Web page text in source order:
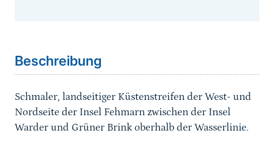
Beschreibung
Schmaler, landseitiger Küstenstreifen der West- und
Nordseite der Insel Fehmarn zwischen der Insel
Warder und Grüner Brink oberhalb der Wasserlinie.